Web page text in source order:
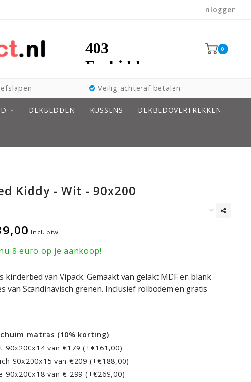
Inloggen
0
Veilig achteraf betalen
DEKBEDDEN KUSSENS DEKBEDOVERTREKKEN
Kiddy - Wit - 90x200
Incl. btw
8 euro op je aankoop!
kinderbed van Vipack. Gemaakt van gelakt MDF en blank
van Scandinavisch grenen. Inclusief rolbodem en gratis
matras (10% korting):
90x200x14 van €179 (+€161,00)
90x200x15 van €209 (+€188,00)
90x200x18 van € 299 (+€269,00)